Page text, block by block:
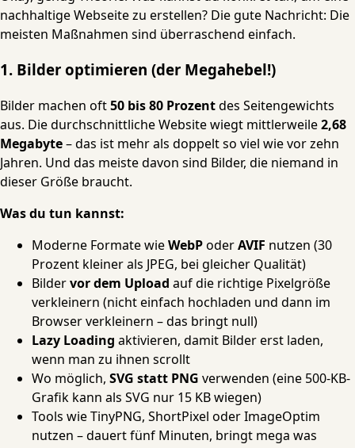
nachhaltige Webseite zu erstellen? Die gute Nachricht: Die
meisten Maßnahmen sind überraschend einfach.
1. Bilder optimieren (der Megahebel!)
Bilder machen oft50 bis 80 Prozentdes Seitengewichts
aus. Die durchschnittliche Website wiegt mittlerweile2,68
Megabyte– das ist mehr als doppelt so viel wie vor zehn
Jahren. Und das meiste davon sind Bilder, die niemand in
dieser Größe braucht.
Was du tun kannst:
Moderne Formate wieWebPoderAVIF nutzen (30
Prozent kleiner als JPEG, bei gleicher Qualität)
Bildervor dem Upload auf die richtige Pixelgröße
verkleinern (nicht einfach hochladen und dann im
Browser verkleinern – das bringt null)
Lazy Loading aktivieren, damit Bilder erst laden,
wenn man zu ihnen scrollt
Wo möglich, SVG statt PNG verwenden (eine 500-KB-
Grafik kann als SVG nur 15 KB wiegen)
Tools wie TinyPNG, ShortPixel oder ImageOptim
nutzen – dauert fünf Minuten, bringt mega was